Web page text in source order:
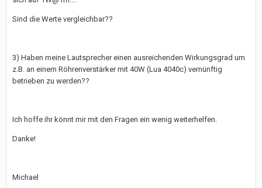
Sind die Werte vergleichbar??
3) Haben meine Lautsprecher einen ausreichenden Wirkungsgrad um
z.B. an einem Röhrenverstärker mit 40W (Lua 4040c) vernünftig
betrieben zu werden??
Ich hoffe ihr könnt mir mit den Fragen ein wenig weiterhelfen.
Danke!
Michael